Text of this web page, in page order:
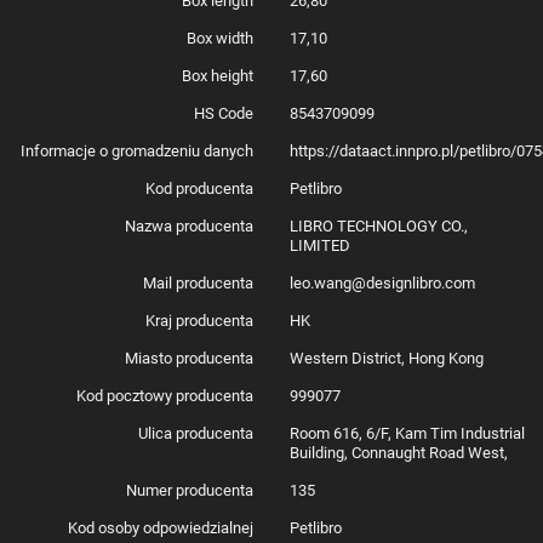
zapachy. Cztery warstwy filtracyjne dbają o to, by woda była zawsze
Zbiornik na wodę możesz wyjąć z poidła, co znacznie ułatwia jego mycie.
przewodów przy czyszczeniu. Warto pamiętać, że baza poidła nie jest
kabel zasilania
Napięcie wejściowe
AC 100-240V, 50/60 Hz
Pojemność
2,5 l
Box width 17,10
Box height 17,60
HS Code 8543709099
Informacje o gromadzeniu danych https://dataact.innpro.pl/petlibro/
Kod producenta Petlibro
Nazwa producenta
LIBRO TECHNOLOGY CO.,
LIMITED
Mail producenta leo.wang@designlibro.com
Kraj producenta HK
Miasto producenta Western District, Hong Kong
Kod pocztowy producenta 999077
Ulica producenta
Room 616, 6/F, Kam Tim Industrial
Building, Connaught Road West,
Numer producenta 135
Kod osoby odpowiedzialnej Petlibro